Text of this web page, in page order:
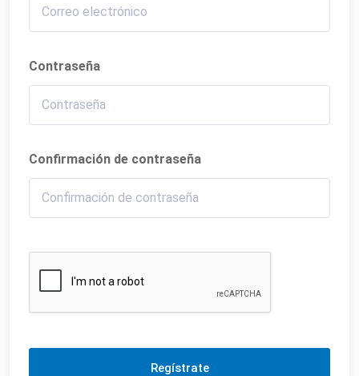
Contraseña
Confirmación de contraseña
Regístrate